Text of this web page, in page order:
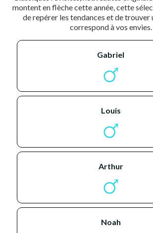
montent en flèche cette année, cette
de repérer les tendances et de trouver
correspond à vos envies.
gabriel
louis
arthur
noah